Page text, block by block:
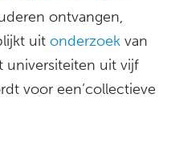
ontvangen,
uit onderzoek van
universiteiten uit vijf
voor een‘collectieve